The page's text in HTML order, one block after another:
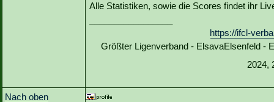
Alle Statistiken, sowie die Scores findet ihr
https://ifcl-
Größter Ligenverband - ElsavaElsenfeld -
2024,
Nach oben